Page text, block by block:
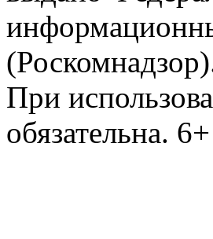
При
обязательна. 6+